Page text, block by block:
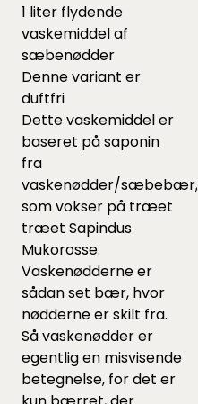
1 liter flydende
vaskemiddel af
sæbenødder
Denne variant er
duftfri
Dette vaskemiddel er
baseret på saponin
fra
vaskenødder/sæbebær,
som vokser på træet
træet Sapindus
Mukorosse.
Vaskenødderne er
sådan set bær, hvor
nødderne er skilt fra.
Så vaskenødder er
egentlig en misvisende
betegnelse, for det er